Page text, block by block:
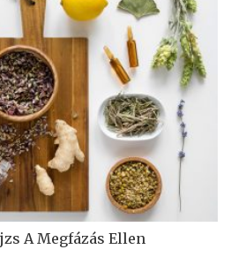
A Megfázás Ellen